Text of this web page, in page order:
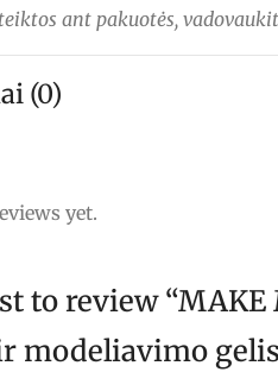
ant pakuotės,
(0)
yet.
to review “MAKE
modeliavimo